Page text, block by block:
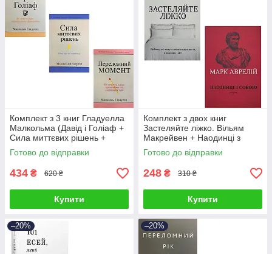
Комплект з 3 книг Гладуелла
Малкольма (Давід і Голіаф +
Сила миттєвих рішень +
Переломний момент)
Готово до відправки
434 ₴ 620 ₴
Купити
Комплект з двох книг
Застеляйте ліжко. Вільям
Макрейвен + Наодинці з
собою. Марк Аврелій
Готово до відправки
248 ₴ 310 ₴
Купити
–20% –20%